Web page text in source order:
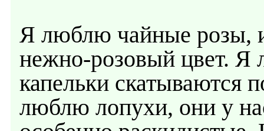
Я люблю чайные розы,
нежно-розовый цвет. Я
капельки скатываются
люблю лопухи, они у